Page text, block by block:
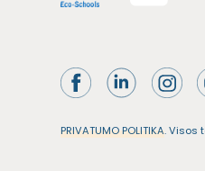
PRIVATUMO POLITIKA. Visos